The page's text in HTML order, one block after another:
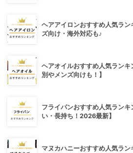
ヘアアイロンおすすめ人気ラ
ズ向け・海外対応も♪
ヘアオイルおすすめ人気ラン
別やメンズ向けも！】
フライパンおすすめ人気ラン
い・長持ち！2026最新】
マヌカハニーおすすめ人気ラ